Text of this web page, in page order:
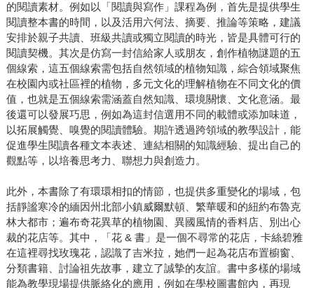
的閱讀素材。例如以「閱讀與寫作」課程為例，首先是提供學生
閱讀整本書的時間，以及活用六何法、摘要、推論等策略，建議
安排於親子共讀、班級共讀或獨立閱讀的時光，皆是具體可行的
閱讀契機。其次是仿寫一封信給家人或朋友，創作植物謎題的五
個線索，這五個線索需包括自然領域的植物知識，綜合領域聚焦
在校園內或社區裡的植物，多元文化的理解植物在不同文化的價
值，也就是五個線索需涵蓋自然知識、環境關懷、文化意涵。最
後還可以發展巧思，例如為這封信選用不同的載體或添加味道，
以拓展觸覺、嗅覺的閱讀體驗。期許透過跨領域的教學設計，能
促進學生閱讀各種文本表述、連結相關的知識經驗、提出自己的
觀點等，以培養思考力、聯想力與創造力。
此外，本書除了有環環相扣的情節，也提供多重變化的場域，包
括靜謐寒冷的緬因州北部小鎮威爾默頓、繁華暖和的紐約布魯克
林大都市；遍布奇花異草的植物園、異國風情的香料店、別出心
裁的花店等。其中，「花 & 書」是一個不尋常的花店，卡絲碧雅
在這裡尋找玫瑰花，認識了吉米拉，她們一起為花店布置櫥窗、
分類書籍、討論祖先故事，建立了誠摯的友誼。書中多樣的場域
能為教學現場提供脈絡化的應用，例如在學校圖書館內，再現